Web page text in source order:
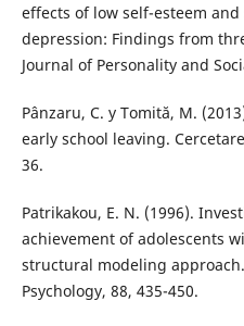
effects of low self-esteem
depression: Findings from
Journal of Personality and
Pânzaru, C. y Tomită, M.
early school leaving.
36.
Patrikakou, E. N. (1996).
achievement of adolescents
structural modeling
Psychology, 88, 435-450.